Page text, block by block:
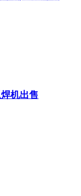
机,氩弧焊机
机出售